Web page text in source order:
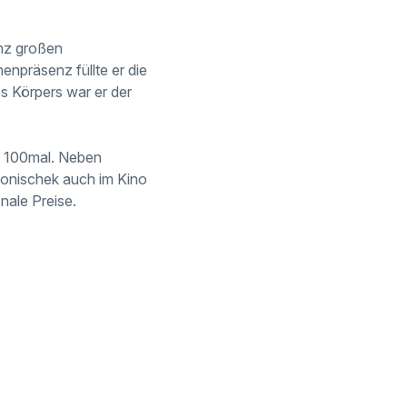
großen
füllte er die
Körpers war er der
Neben
auch im Kino
Preise.